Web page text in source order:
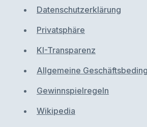
Datenschutzerklärung
Privatsphäre
KI-Transparenz
Allgemeine
Gewinnspielregeln
Wikipedia